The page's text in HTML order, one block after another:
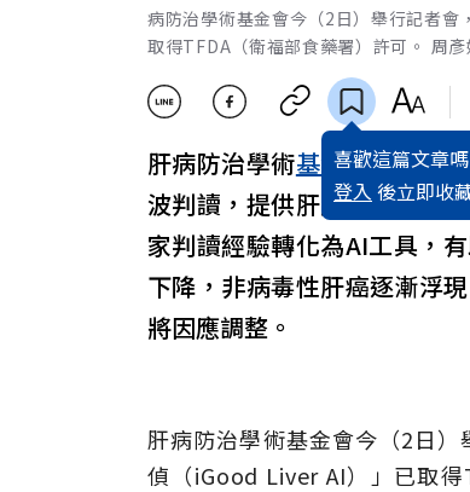
病防治學術基金會今（2日）舉行記者
取得TFDA（衛福部食藥署）許可。 周
喜歡這篇文章
登入 後立即收
肝病防治學術基金會攜手台
波判讀，提供肝腫瘤良惡性
家判讀經驗轉化為AI工具，
下降，非病毒性肝癌逐漸浮
將因應調整。
肝病防治學術基金會今（2日
偵（iGood Liver AI）」已取